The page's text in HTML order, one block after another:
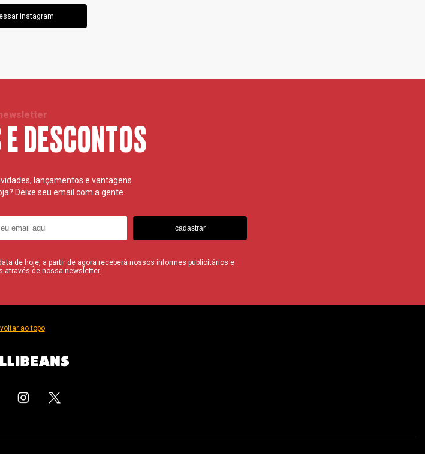
instagram
DESCONTOS
lançamentos e vantagens
Deixe seu email com a gente.
cadastrar
de hoje, a partir de agora receberá nossos informes publicitários e
através de nossa newsletter.
voltar ao topo